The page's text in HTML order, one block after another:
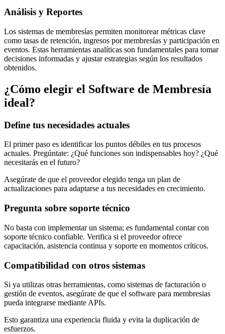
Análisis y Reportes
Los sistemas de membresías permiten monitorear métricas clave
como tasas de retención, ingresos por membresías y participación en
eventos. Estas herramientas analíticas son fundamentales para tomar
decisiones informadas y ajustar estrategias según los resultados
obtenidos.
¿Cómo elegir el Software de Membresía
ideal?
Define tus necesidades actuales
El primer paso es identificar los puntos débiles en tus procesos
actuales. Pregúntate: ¿Qué funciones son indispensables hoy? ¿Qué
necesitarás en el futuro?
Asegúrate de que el proveedor elegido tenga un plan de
actualizaciones para adaptarse a tus necesidades en crecimiento.
Pregunta sobre soporte técnico
No basta con implementar un sistema; es fundamental contar con
soporte técnico confiable. Verifica si el proveedor ofrece
capacitación, asistencia continua y soporte en momentos críticos.
Compatibilidad con otros sistemas
Si ya utilizas otras herramientas, como sistemas de facturación o
gestión de eventos, asegúrate de que el software para membresias
pueda integrarse mediante APIs.
Esto garantiza una experiencia fluida y evita la duplicación de
esfuerzos.